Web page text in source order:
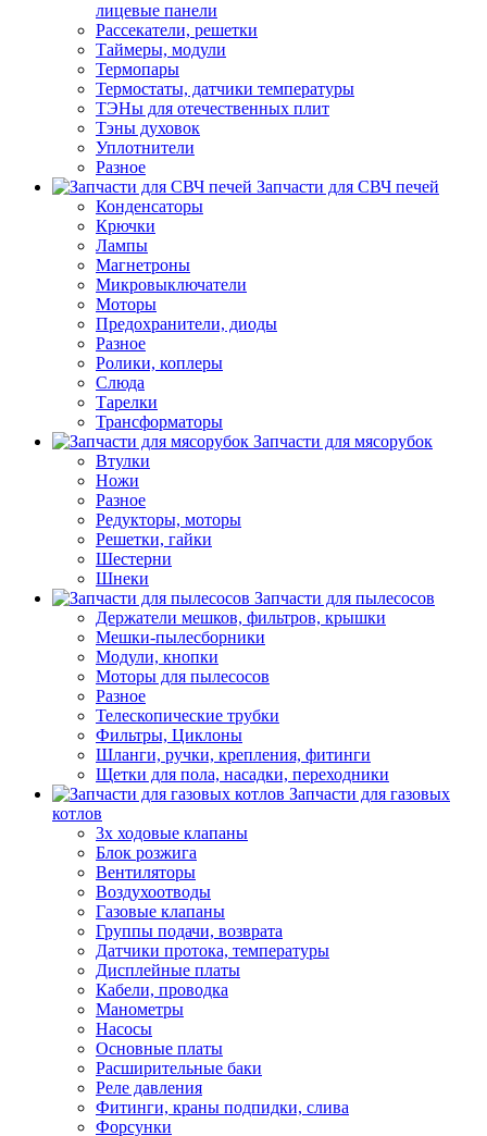
лицевые панели
Рассекатели, решетки
Таймеры, модули
Термопары
Термостаты, датчики температуры
ТЭНы для отечественных плит
Тэны духовок
Уплотнители
Разное
Запчасти для СВЧ печей
Конденсаторы
Крючки
Лампы
Магнетроны
Микровыключатели
Моторы
Предохранители, диоды
Разное
Ролики, коплеры
Слюда
Тарелки
Трансформаторы
Запчасти для мясорубок
Втулки
Ножи
Разное
Редукторы, моторы
Решетки, гайки
Шестерни
Шнеки
Запчасти для пылесосов
Держатели мешков, фильтров, крышки
Мешки-пылесборники
Модули, кнопки
Моторы для пылесосов
Разное
Телескопические трубки
Фильтры, Циклоны
Шланги, ручки, крепления, фитинги
Щетки для пола, насадки, переходники
Запчасти для газовых
котлов
3х ходовые клапаны
Блок розжига
Вентиляторы
Воздухоотводы
Газовые клапаны
Группы подачи, возврата
Датчики протока, температуры
Дисплейные платы
Кабели, проводка
Манометры
Насосы
Основные платы
Расширительные баки
Реле давления
Фитинги, краны подпидки, слива
Форсунки